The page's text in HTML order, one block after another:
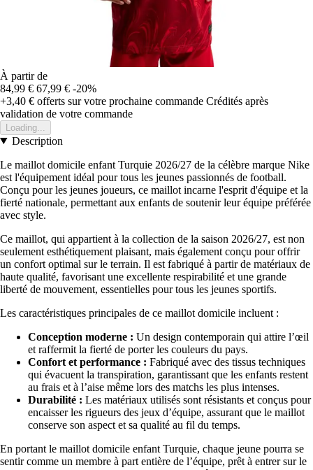
À partir de
84,99 € 67,99 € -20%
+3,40 € offerts sur votre prochaine commande Crédités après
validation de votre commande
Loading...
Description
Le maillot domicile enfant Turquie 2026/27 de la célèbre marque Nike
est l'équipement idéal pour tous les jeunes passionnés de football.
Conçu pour les jeunes joueurs, ce maillot incarne l'esprit d'équipe et la
fierté nationale, permettant aux enfants de soutenir leur équipe préférée
avec style.
Ce maillot, qui appartient à la collection de la saison 2026/27, est non
seulement esthétiquement plaisant, mais également conçu pour offrir
un confort optimal sur le terrain. Il est fabriqué à partir de matériaux de
haute qualité, favorisant une excellente respirabilité et une grande
liberté de mouvement, essentielles pour tous les jeunes sportifs.
Les caractéristiques principales de ce maillot domicile incluent :
Conception moderne : Un design contemporain qui attire l’œil
et raffermit la fierté de porter les couleurs du pays.
Confort et performance : Fabriqué avec des tissus techniques
qui évacuent la transpiration, garantissant que les enfants restent
au frais et à l’aise même lors des matchs les plus intenses.
Durabilité : Les matériaux utilisés sont résistants et conçus pour
encaisser les rigueurs des jeux d’équipe, assurant que le maillot
conserve son aspect et sa qualité au fil du temps.
En portant le maillot domicile enfant Turquie, chaque jeune pourra se
sentir comme un membre à part entière de l’équipe, prêt à entrer sur le